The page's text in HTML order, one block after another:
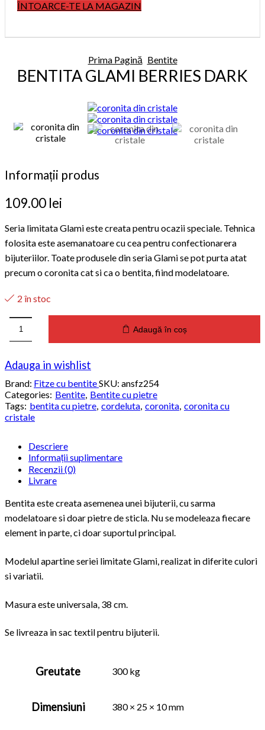
ÎNTOARCE-TE LA MAGAZIN
Prima Pagină Bentite
BENTITA GLAMI BERRIES DARK
Informații produs
109.00 lei
Seria limitata Glami este creata pentru ocazii speciale. Tehnica
folosita este asemanatoare cu cea pentru confectionarera
bijuteriilor. Toate produsele din seria Glami se pot purta atat
precum o coronita cat si ca o bentita, fiind modelatoare.
2 în stoc
Cantitate
Bentita
Berries
dark
Adaugă în coș
Adauga in wishlist
Brand: Fitze cu bentiteSKU: ansfz254
Categories: Bentite, Bentite cu pietre
Tags: bentita cu pietre, cordeluta, coronita, coronita cu
cristale
Descriere
Informații suplimentare
Recenzii (0)
Livrare
Bentita este creata asemenea unei bijuterii, cu sarma
modelatoare si doar pietre de sticla. Nu se modeleaza fiecare
element in parte, ci doar suportul principal.
Modelul apartine seriei limitate Glami, realizat in diferite culori
si variatii.
Masura este universala, 38 cm.
Se livreaza in sac textil pentru bijuterii.
Greutate 300 kg
Dimensiuni 380 × 25 × 10 mm